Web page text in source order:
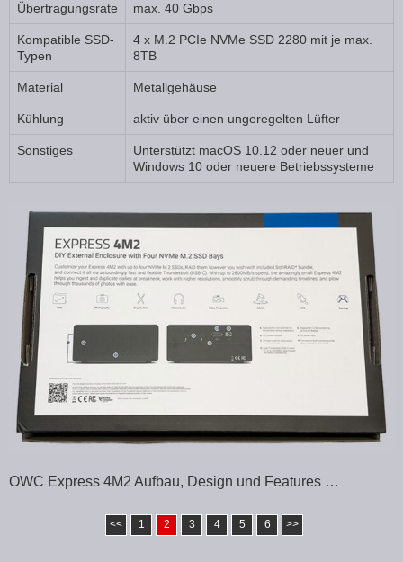
Übertragungsrate max. 40 Gbps
Kompatible SSD-
Typen
4 x M.2 PCIe NVMe SSD 2280 mit je max.
8TB
Material Metallgehäuse
Kühlung aktiv über einen ungeregelten Lüfter
Sonstiges
Unterstützt macOS 10.12 oder neuer und
Windows 10 oder neuere Betriebssysteme
OWC Express 4M2 Aufbau, Design und Features …
<< 1 2 3 4 5 6 >>